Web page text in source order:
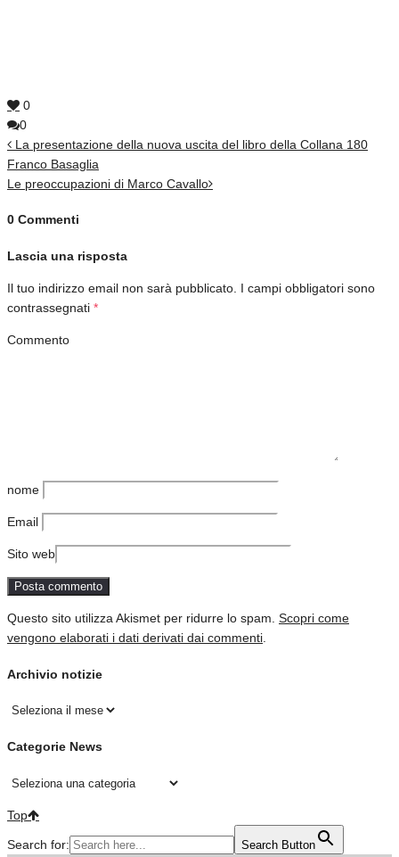
0
0
La presentazione della nuova uscita del libro della Collana 180
Franco Basaglia
Le preoccupazioni di Marco Cavallo
0 Commenti
Lascia una risposta
Il tuo indirizzo email non sarà pubblicato. I campi obbligatori sono
contrassegnati *
Commento
nome
Email
Sito web
Questo sito utilizza Akismet per ridurre lo spam. Scopri come
vengono elaborati i dati derivati dai commenti
Archivio notizie
Archivio
Categorie News
Categorie
Top
Search for: Search Button